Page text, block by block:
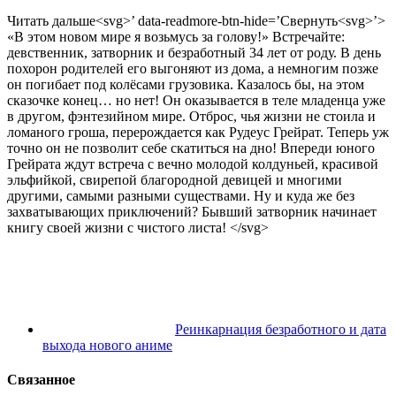
Читать дальше<svg>’ data-readmore-btn-hide=’Свернуть<svg>’>
«В этом новом мире я возьмусь за голову!» Встречайте:
девственник, затворник и безработный 34 лет от роду. В день
похорон родителей его выгоняют из дома, а немногим позже
он погибает под колёсами грузовика. Казалось бы, на этом
сказочке конец… но нет! Он оказывается в теле младенца уже
в другом, фэнтезийном мире. Отброс, чья жизни не стоила и
ломаного гроша, перерождается как Рудеус Грейрат. Теперь уж
точно он не позволит себе скатиться на дно! Впереди юного
Грейрата ждут встреча с вечно молодой колдуньей, красивой
эльфийкой, свирепой благородной девицей и многими
другими, самыми разными существами. Ну и куда же без
захватывающих приключений? Бывший затворник начинает
книгу своей жизни с чистого листа! </svg>
Реинкарнация безработного и дата
выхода нового аниме
Связанное